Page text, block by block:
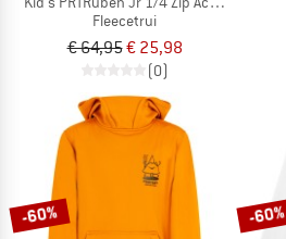
Fleecetrui
€ 64,95€ 25,98
(0)
-60% -60%